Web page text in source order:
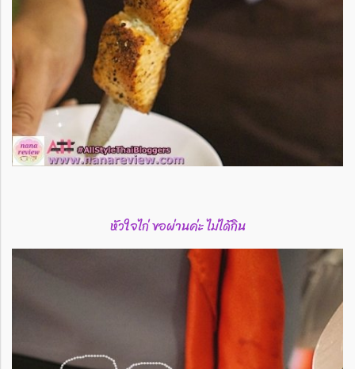
หัวใจไก่ ขอผ่านค่ะ ไม่ได้กิน